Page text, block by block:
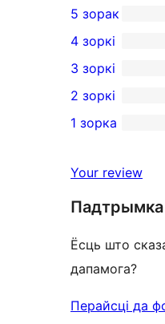
0
5-
star
reviews
5 зорак
4-
star
review
4 зоркі
0
3-
star
3 зоркі
2-
reviews
2 зоркі
star
reviews
1 зорка
Your review
Падтрымка
Ёсць што
дапамога?
Перайсці да